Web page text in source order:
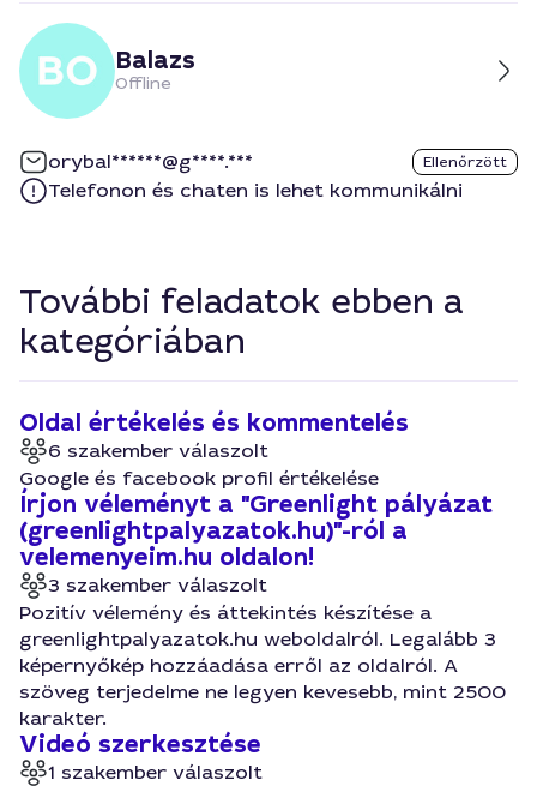
Balazs
Offline
orybal******@g****.*** Ellenőrzött
Telefonon és chaten is lehet kommunikálni
További feladatok ebben a
kategóriában
Oldal értékelés és kommentelés
6 szakember válaszolt
Google és facebook profil értékelése
Írjon véleményt a "Greenlight pályázat
(greenlightpalyazatok.hu)"-ról a
velemenyeim.hu oldalon!
3 szakember válaszolt
Pozitív vélemény és áttekintés készítése a
greenlightpalyazatok.hu weboldalról. Legalább 3
képernyőkép hozzáadása erről az oldalról. A
szöveg terjedelme ne legyen kevesebb, mint 2500
karakter.
Videó szerkesztése
1 szakember válaszolt